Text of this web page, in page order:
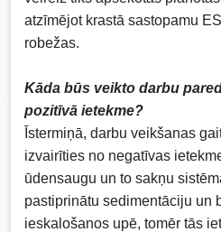
atzīmējot krastā sastopamu
robežas.
Kāda būs veikto darbu
pozitīvā ietekme?
Īstermiņā, darbu veikšanas
izvairīties no negatīvas
ūdensaugu un to sakņu
pastiprinātu sedimentāciju un
ieskalošanos upē, tomēr tās